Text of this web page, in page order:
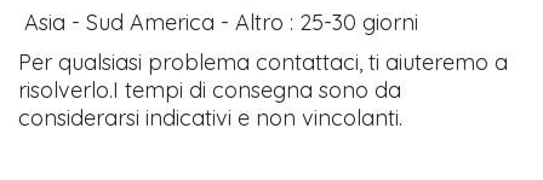
Asia - Sud America - Altro : 25-30 giorni
Per qualsiasi problema contattaci, ti aiuteremo a
risolverlo.I tempi di consegna sono da
considerarsi indicativi e non vincolanti.